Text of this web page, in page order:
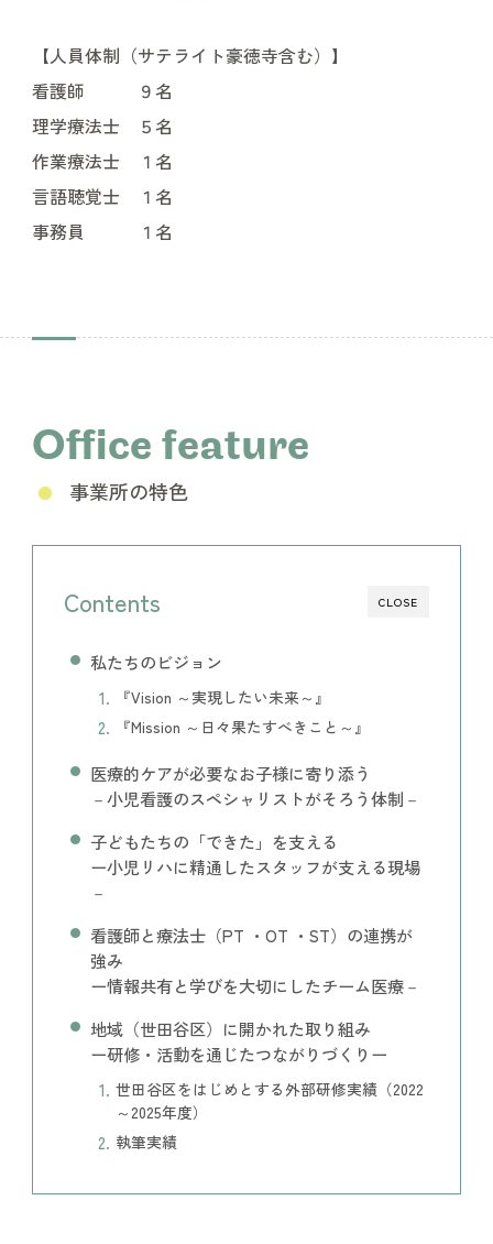
【人員体制（サテライト豪徳寺含む）】
看護師 ９名
理学療法士 ５名
作業療法士 １名
言語聴覚士 １名
事務員 １名
Office feature
事業所の特色
CLOSE
Contents
私たちのビジョン
『Vision ～実現したい未来～ 』
『Mission ～日々果たすべきこと～ 』
医療的ケアが必要なお子様に寄り添う
－小児看護のスペシャリストがそろう体制－
子どもたちの「できた」を支える
ー小児リハに精通したスタッフが支える現場
－
看護師と療法士（PT ・OT ・ST）の連携が
強み
ー情報共有と学びを大切にしたチーム医療－
地域（世田谷区）に開かれた取り組み
ー研修・活動を通じたつながりづくりー
世田谷区をはじめとする外部研修実績（2022
～2025年度）
執筆実績